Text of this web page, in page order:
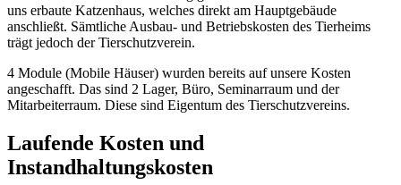
uns erbaute Katzenhaus, welches direkt am Hauptgebäude
anschließt. Sämtliche Ausbau- und Betriebskosten des Tierheims
trägt jedoch der Tierschutzverein.
4 Module (Mobile Häuser) wurden bereits auf unsere Kosten
angeschafft. Das sind 2 Lager, Büro, Seminarraum und der
Mitarbeiterraum. Diese sind Eigentum des Tierschutzvereins.
Laufende Kosten und
Instandhaltungskosten